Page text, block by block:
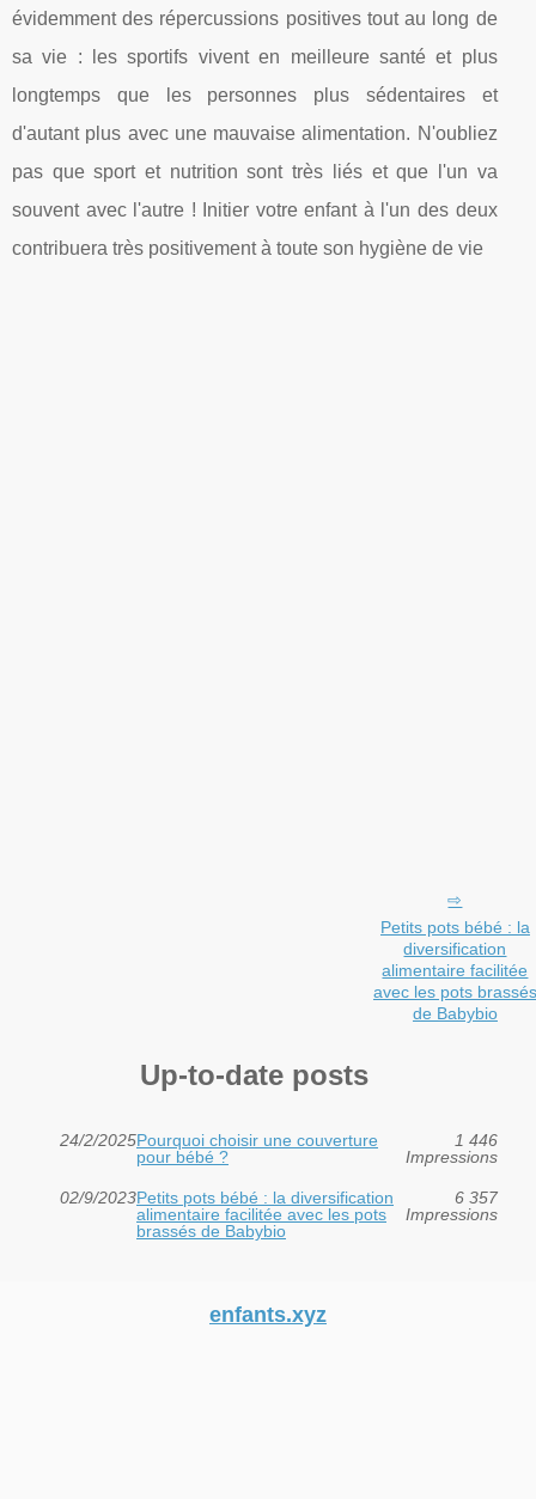
évidemment des répercussions positives tout au long de
sa vie : les sportifs vivent en meilleure santé et plus
longtemps que les personnes plus sédentaires et
d'autant plus avec une mauvaise alimentation. N'oubliez
pas que sport et nutrition sont très liés et que l'un va
souvent avec l'autre ! Initier votre enfant à l'un des deux
contribuera très positivement à toute son hygiène de vie
Petits pots bébé : la
diversification
alimentaire facilitée
avec les pots brassés
de Babybio
Up-to-date posts
24/2/2025Pourquoi choisir une couverture
pour bébé ?
1 446
Impressions
02/9/2023Petits pots bébé : la diversification
alimentaire facilitée avec les pots
brassés de Babybio
6 357
Impressions
enfants.xyz